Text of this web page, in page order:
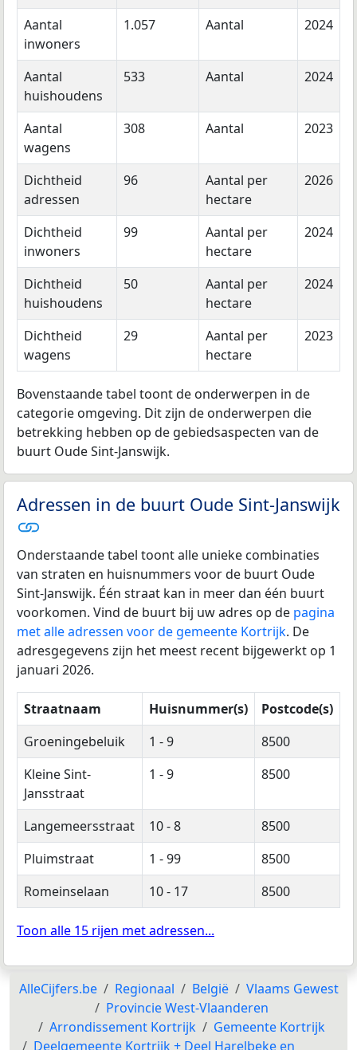
Aantal
inwoners
1.057 Aantal 2024
Aantal
huishoudens
533 Aantal 2024
Aantal
wagens
308 Aantal 2023
Dichtheid
adressen
96
Aantal per
hectare
2026
Dichtheid
inwoners
99
Aantal per
hectare
2024
Dichtheid
huishoudens
50
Aantal per
hectare
2024
Dichtheid
wagens
29
Aantal per
hectare
2023
Bovenstaande tabel toont de onderwerpen in de
categorie omgeving. Dit zijn de onderwerpen die
betrekking hebben op de gebiedsaspecten van de
buurt Oude Sint-Janswijk.
Adressen in de buurt Oude Sint-Janswijk
Onderstaande tabel toont alle unieke combinaties
van straten en huisnummers voor de buurt Oude
Sint-Janswijk. Één straat kan in meer dan één buurt
voorkomen. Vind de buurt bij uw adres op de pagina
met alle adressen voor de gemeente Kortrijk. De
adresgegevens zijn het meest recent bijgewerkt op 1
januari 2026.
Straatnaam Huisnummer(s)
Postcode(s)
Groeningebeluik
1 - 9
8500
Kleine Sint-
Jansstraat
1 - 9 8500
Langemeersstraat 10 - 8
8500
Pluimstraat
1 - 99
8500
Romeinselaan
10 - 17 8500
Toon alle 15 rijen met adressen...
AlleCijfers.be Regionaal België
Vlaams Gewest
Provincie West-Vlaanderen
Arrondissement Kortrijk
Gemeente Kortrijk
Deelgemeente Kortrijk + Deel Harelbeke en